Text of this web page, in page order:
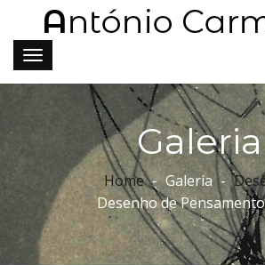
Galeria
Home Galeria
Desenho de